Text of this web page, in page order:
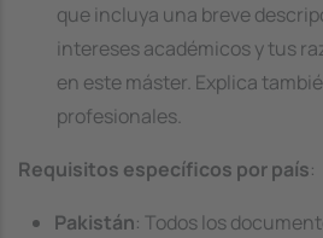
que incluya una breve
intereses académicos y tus
en este máster. Explica
profesionales.
Requisitos específicos por país:
Pakistán: Todos los